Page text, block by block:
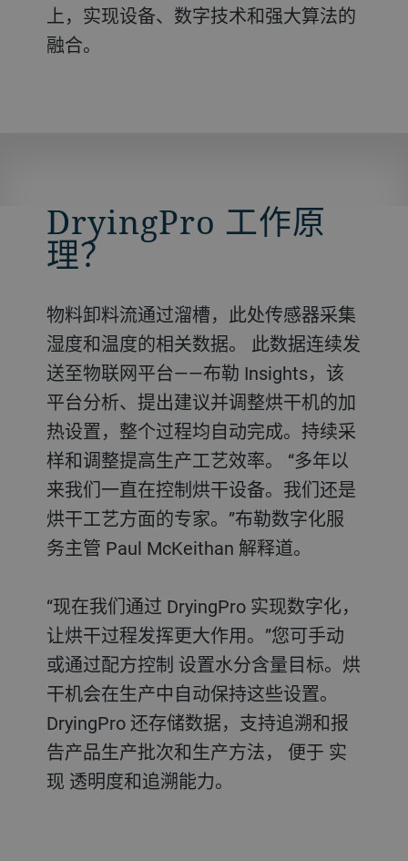
上，实现设备、数字技术和强大算法的
融合。
DryingPro 工作原
理？
物料卸料流通过溜槽，此处传感器采集
湿度和温度的相关数据。 此数据连续发
送至物联网平台——布勒 Insights，该
平台分析、提出建议并调整烘干机的加
热设置，整个过程均自动完成。持续采
样和调整提高生产工艺效率。 “多年以
来我们一直在控制烘干设备。我们还是
烘干工艺方面的专家。”布勒数字化服
务主管 Paul McKeithan 解释道。
“现在我们通过 DryingPro 实现数字化，
让烘干过程发挥更大作用。”您可手动
或通过配方控制 设置水分含量目标。烘
干机会在生产中自动保持这些设置。
DryingPro 还存储数据，支持追溯和报
告产品生产批次和生产方法， 便于 实
现 透明度和追溯能力。